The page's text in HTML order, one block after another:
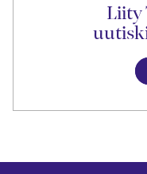
Liity